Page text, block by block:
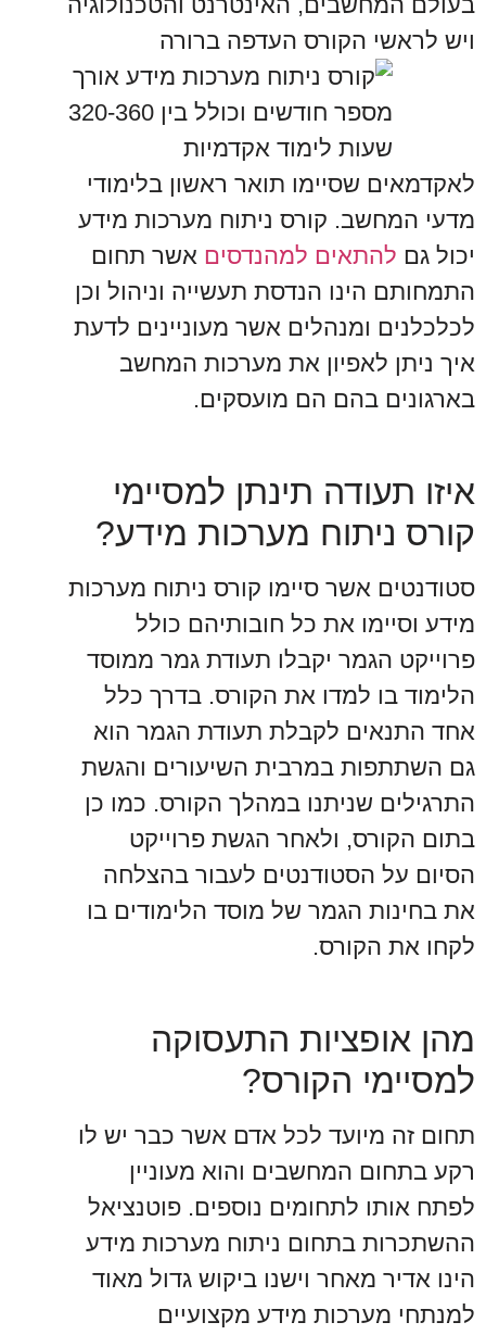
ויש לראשי הקורס העדפה ברורה
לאקדמאים שסיימו תואר ראשון בלימודי
מדעי המחשב. קורס ניתוח מערכות מידע
יכול גם להתאים למהנדסים אשר תחום
התמחותם הינו הנדסת תעשייה וניהול וכן
לכלכלנים ומנהלים אשר מעוניינים לדעת
איך ניתן לאפיון את מערכות המחשב
בארגונים בהם הם מועסקים.
איזו תעודה תינתן למסיימי
קורס ניתוח מערכות מידע?
סטודנטים אשר סיימו קורס ניתוח מערכות
מידע וסיימו את כל חובותיהם כולל
פרוייקט הגמר יקבלו תעודת גמר ממוסד
הלימוד בו למדו את הקורס. בדרך כלל
אחד התנאים לקבלת תעודת הגמר הוא
גם השתתפות במרבית השיעורים והגשת
התרגילים שניתנו במהלך הקורס. כמו כן
בתום הקורס, ולאחר הגשת פרוייקט
הסיום על הסטודנטים לעבור בהצלחה
את בחינות הגמר של מוסד הלימודים בו
לקחו את הקורס.
מהן אופציות התעסוקה
למסיימי הקורס?
תחום זה מיועד לכל אדם אשר כבר יש לו
רקע בתחום המחשבים והוא מעוניין
לפתח אותו לתחומים נוספים. פוטנציאל
ההשתכרות בתחום ניתוח מערכות מידע
הינו אדיר מאחר וישנו ביקוש גדול מאוד
למנתחי מערכות מידע מקצועיים